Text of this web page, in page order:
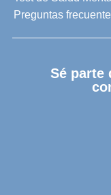
Preguntas
Sé parte